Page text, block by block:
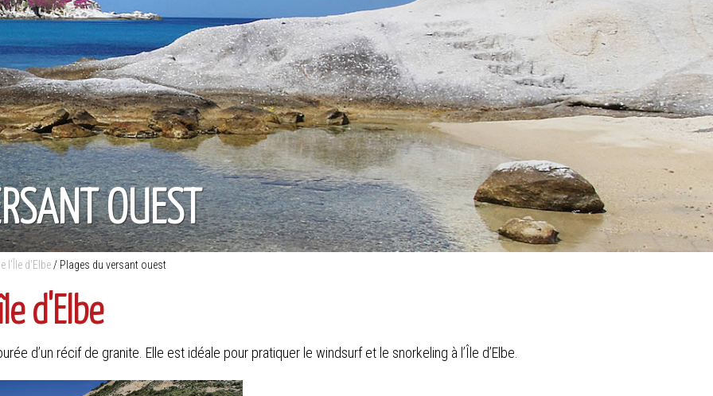
OUEST
l’Île d’Elbe/ Plages du versant ouest
d'Elbe
d’un récif de granite. Elle est idéale pour pratiquer le windsurf et le snorkeling à l’Île d’Elbe.